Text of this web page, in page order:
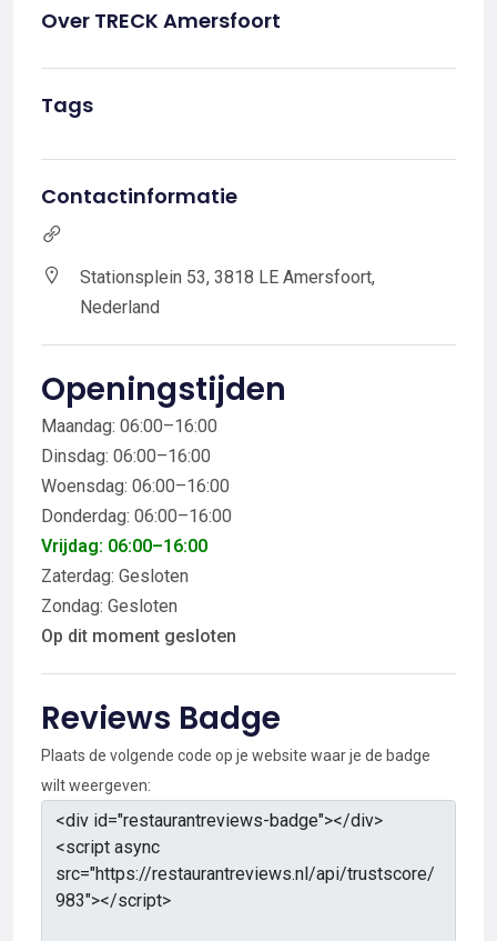
Over TRECK Amersfoort
Tags
Contactinformatie
Stationsplein 53, 3818 LE Amersfoort,
Nederland
Openingstijden
Maandag: 06:00–16:00
Dinsdag: 06:00–16:00
Woensdag: 06:00–16:00
Donderdag: 06:00–16:00
Vrijdag: 06:00–16:00
Zaterdag: Gesloten
Zondag: Gesloten
Op dit moment gesloten
Reviews Badge
Plaats de volgende code op je website waar je de badge
wilt weergeven: